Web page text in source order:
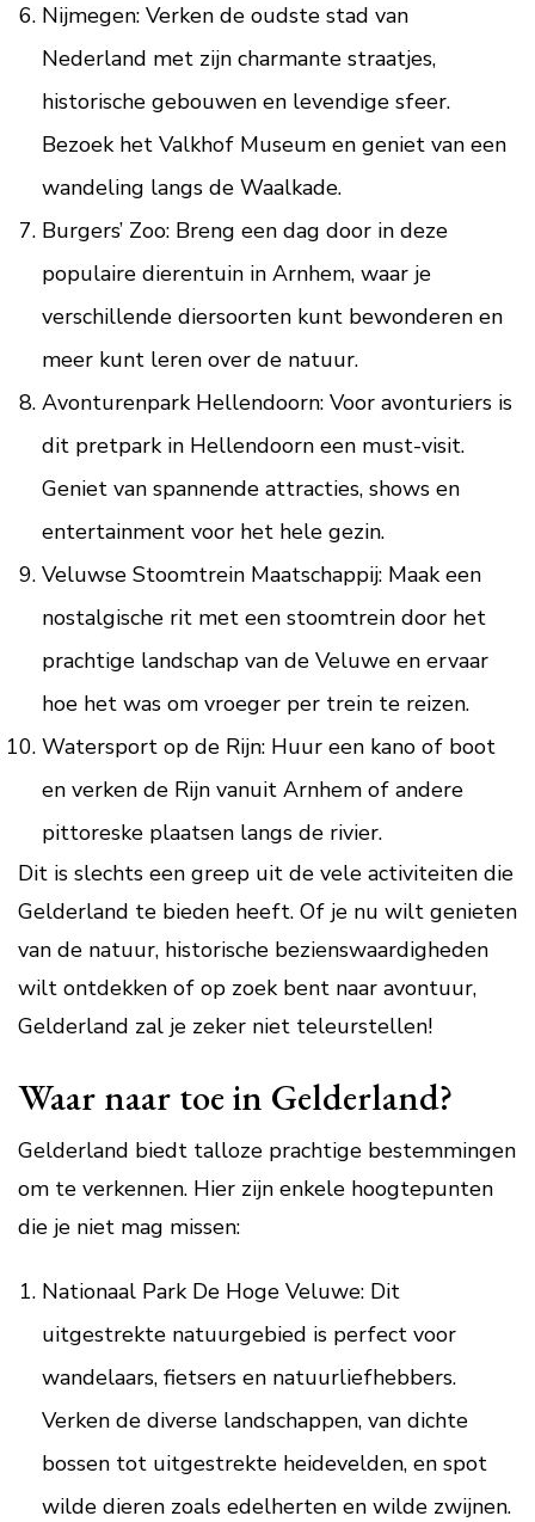
Nijmegen: Verken de oudste stad van
Nederland met zijn charmante straatjes,
historische gebouwen en levendige sfeer.
Bezoek het Valkhof Museum en geniet van een
wandeling langs de Waalkade.
Burgers’ Zoo: Breng een dag door in deze
populaire dierentuin in Arnhem, waar je
verschillende diersoorten kunt bewonderen en
meer kunt leren over de natuur.
Avonturenpark Hellendoorn: Voor avonturiers is
dit pretpark in Hellendoorn een must-visit.
Geniet van spannende attracties, shows en
entertainment voor het hele gezin.
Veluwse Stoomtrein Maatschappij: Maak een
nostalgische rit met een stoomtrein door het
prachtige landschap van de Veluwe en ervaar
hoe het was om vroeger per trein te reizen.
Watersport op de Rijn: Huur een kano of boot
en verken de Rijn vanuit Arnhem of andere
pittoreske plaatsen langs de rivier.
Dit is slechts een greep uit de vele activiteiten die
Gelderland te bieden heeft. Of je nu wilt genieten
van de natuur, historische bezienswaardigheden
wilt ontdekken of op zoek bent naar avontuur,
Gelderland zal je zeker niet teleurstellen!
Waar naar toe in Gelderland?
Gelderland biedt talloze prachtige bestemmingen
om te verkennen. Hier zijn enkele hoogtepunten
die je niet mag missen:
Nationaal Park De Hoge Veluwe: Dit
uitgestrekte natuurgebied is perfect voor
wandelaars, fietsers en natuurliefhebbers.
Verken de diverse landschappen, van dichte
bossen tot uitgestrekte heidevelden, en spot
wilde dieren zoals edelherten en wilde zwijnen.